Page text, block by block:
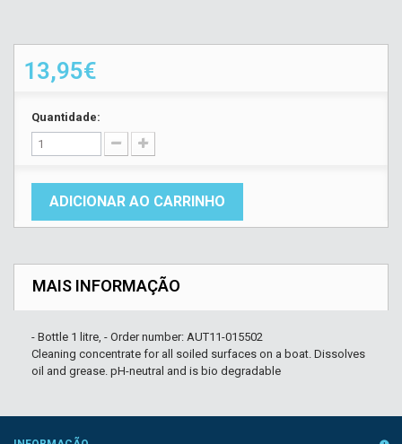
13,95€
Quantidade:
ADICIONAR AO CARRINHO
MAIS INFORMAÇÃO
- Bottle 1 litre, - Order number: AUT11-015502
Cleaning concentrate for all soiled surfaces on a boat. Dissolves
oil and grease. pH-neutral and is bio degradable